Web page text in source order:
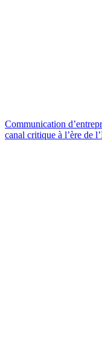
Communication
canal critique à l’ère de